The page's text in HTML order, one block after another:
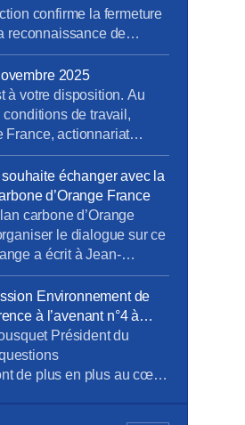
terrain spécifiques de […]
confirme la fermeture
reconnaissance de
des salariés,
essentielle
Orange : une décision
non-retour des activités
245}
le […]
2025
à votre disposition. Au
de travail,
France, actionnariat
satellitaires. Pour
de novembre Pour
: s’abonner Vous
fil de leur publication
presse, mais […]
échanger avec la
d’Orange France
carbone d’Orange
le dialogue sur ce
a écrit à Jean-
: programme Orange
et lancement d’une
les Jeux Olympiques de
dernier, vous avez
programme carbone
Environnement de
à l’avenant n°4 à
social au sein de
du 24 octobre 2023
Président du
de plus en plus au cœur